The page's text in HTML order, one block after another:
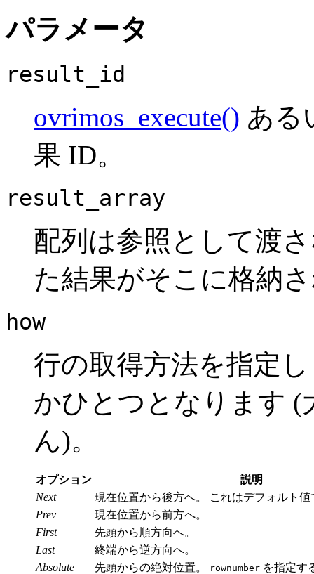
パラメータ
result_id
ovrimos_execute() ある
果 ID。
result_array
配列は参照として渡
た結果がそこに格納
how
行の取得方法を指定
かひとつとなります (
ん)。
オプション
説明
Next
現在位置から後方へ。 これはデフォルト値
Prev
現在位置から前方へ。
First
先頭から順方向へ。
Last
終端から逆方向へ。
Absolute
先頭からの絶対位置。 rownumber を指定す